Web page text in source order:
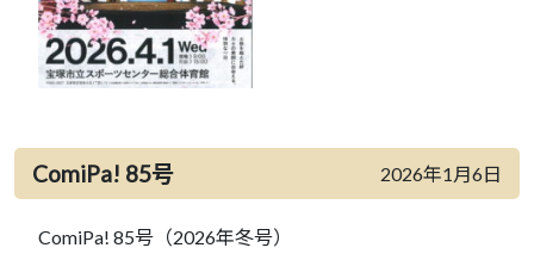
ComiPa! 85号 2026年1月6日
ComiPa! 85号（2026年冬号）